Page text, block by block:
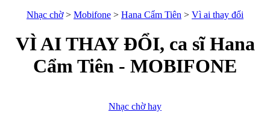
Nhạc chờ> Mobifone > Hana Cẩm Tiên > Vì ai thay đổi
VÌ AI THAY ĐỔI, ca sĩ Hana
Cẩm Tiên - MOBIFONE
Nhạc chờ hay